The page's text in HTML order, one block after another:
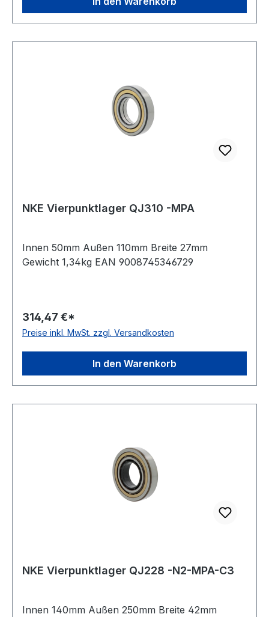
NKE Vierpunktlager QJ310 -MPA
Innen 50mm Außen 110mm Breite 27mm
Gewicht 1,34kg EAN 9008745346729
314,47 €*
Preise inkl. MwSt. zzgl. Versandkosten
In den Warenkorb
NKE Vierpunktlager QJ228 -N2-MPA-C3
Innen 140mm Außen 250mm Breite 42mm